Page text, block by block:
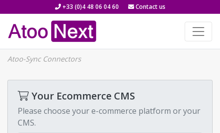
+33 (0)4 48 06 04 60 Contact us
Atoo-Sync Connectors
Your Ecommerce CMS
Please choose your e-commerce platform or your
CMS.